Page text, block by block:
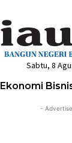
Sabtu, 8
Ekonomi
-